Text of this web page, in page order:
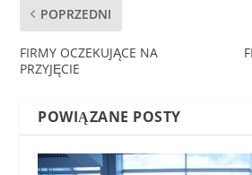
POPRZEDNI
FIRMY OCZEKUJĄCE NA
PRZYJĘCIE
POWIĄZANE POSTY